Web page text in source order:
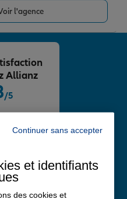
l'agence
/5
Allianz
Continuer sans accepter
et identifiants
des cookies et